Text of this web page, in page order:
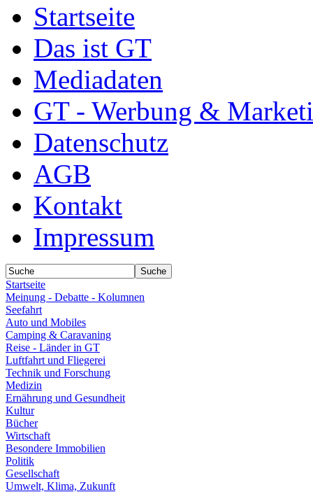
Startseite
Das ist GT
Mediadaten
GT - Werbung &
Datenschutz
AGB
Kontakt
Impressum
Startseite
Meinung - Debatte - Kolumnen
Seefahrt
Auto und Mobiles
Camping & Caravaning
Reise - Länder in GT
Luftfahrt und Fliegerei
Technik und Forschung
Medizin
Ernährung und Gesundheit
Kultur
Bücher
Wirtschaft
Besondere Immobilien
Politik
Gesellschaft
Umwelt, Klima, Zukunft